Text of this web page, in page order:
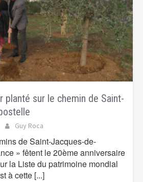
planté sur le chemin de Saint-
Guy Roca
de Saint-Jacques-de-
» fêtent le 20ème anniversaire
la Liste du patrimoine mondial
à cette [...]